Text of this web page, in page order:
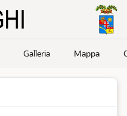
Galleria Mappa